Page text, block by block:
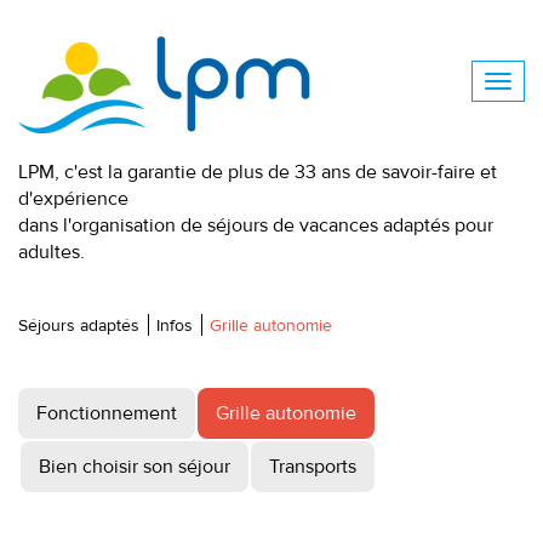
LPM, c'est la garantie de plus de 33 ans de savoir-faire et
d'expérience
dans l'organisation de séjours de vacances adaptés pour
adultes.
Séjours adaptés Infos Grille autonomie
Fonctionnement Grille autonomie
Bien choisir son séjour Transports